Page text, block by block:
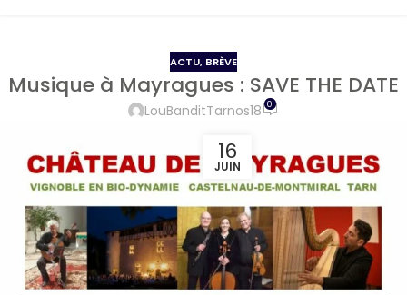
ACTU, BRÈVE
Musique à Mayragues : SAVE THE DATE
LouBanditTarnos18 0
16
JUIN